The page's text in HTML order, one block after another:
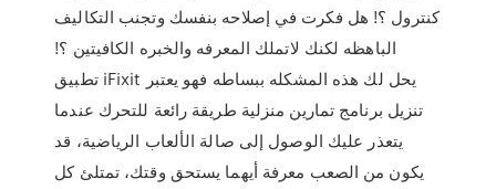
كنترول ؟! هل فكرت في إصلاحه بنفسك وتجنب التكاليف
الباهظه لكنك لاتملك المعرفه والخبره الكافيتين ؟!
تطبيق iFixit يحل لك هذه المشكله ببساطه فهو يعتبر
تنزيل برنامج تمارين منزلية طريقة رائعة للتحرك عندما
يتعذر عليك الوصول إلى صالة الألعاب الرياضية، قد
يكون من الصعب معرفة أيهما يستحق وقتك، تمتلئ كل